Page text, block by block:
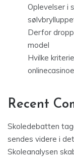
Oplevelser i
Derfor
model
Hvilke
Recent
Skoledebatten
sendes videre i
Skoleanalysen